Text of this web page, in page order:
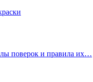
поверок и правила их…